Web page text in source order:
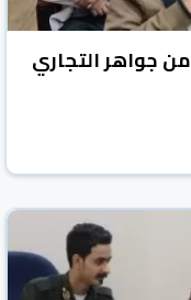
جواهر التجاري